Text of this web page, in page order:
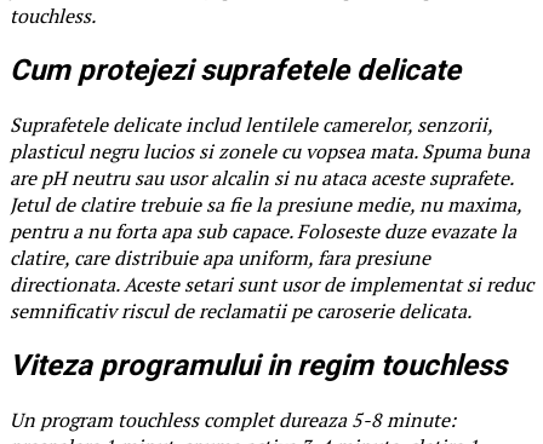
touchless.
Cum protejezi suprafetele delicate
Suprafetele delicate includ lentilele camerelor, senzorii,
plasticul negru lucios si zonele cu vopsea mata. Spuma buna
are pH neutru sau usor alcalin si nu ataca aceste suprafete.
Jetul de clatire trebuie sa fie la presiune medie, nu maxima,
pentru a nu forta apa sub capace. Foloseste duze evazate la
clatire, care distribuie apa uniform, fara presiune
directionata. Aceste setari sunt usor de implementat si reduc
semnificativ riscul de reclamatii pe caroserie delicata.
Viteza programului in regim touchless
Un program touchless complet dureaza 5-8 minute: